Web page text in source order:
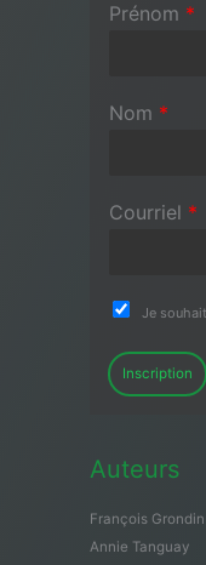
Prénom *
Nom *
Courriel *
Je
Inscription
Auteurs
François Grondin
Annie Tanguay